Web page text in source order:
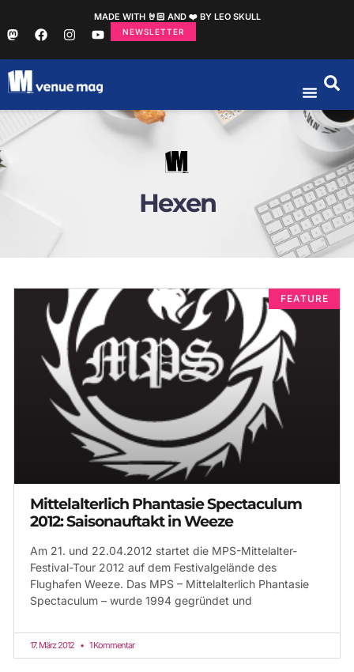
MADE WITH 🤘🏻 AND ❤️ BY LEO SKULL
NEWSLETTER
Hexen
FEATURE
Mittelalterlich Phantasie Spectaculum
2012: Saisonauftakt in Weeze
Am 21. und 22.04.2012 startet die MPS-Mittelalter-
Festival-Tour 2012 auf dem Festivalgelände des
Flughafen Weeze. Das MPS – Mittelalterlich Phantasie
Spectaculum – wurde 1994 gegründet und
17. März 2012 1 Kommentar